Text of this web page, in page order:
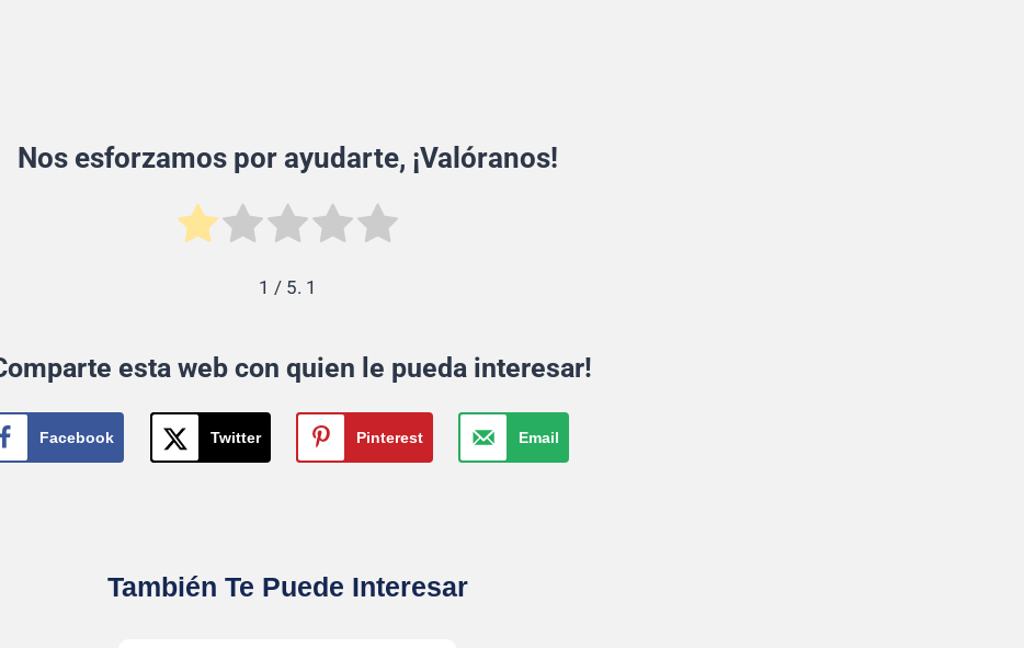
Nos esforzamos por ayudarte, ¡Valóranos!
1 / 5. 1
esta web con quien le pueda interesar!
Facebook Twitter Pinterest Email
También Te Puede Interesar